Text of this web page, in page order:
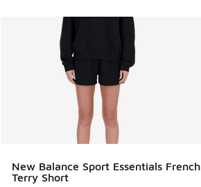
New Balance Sport Essentials French
Terry Short